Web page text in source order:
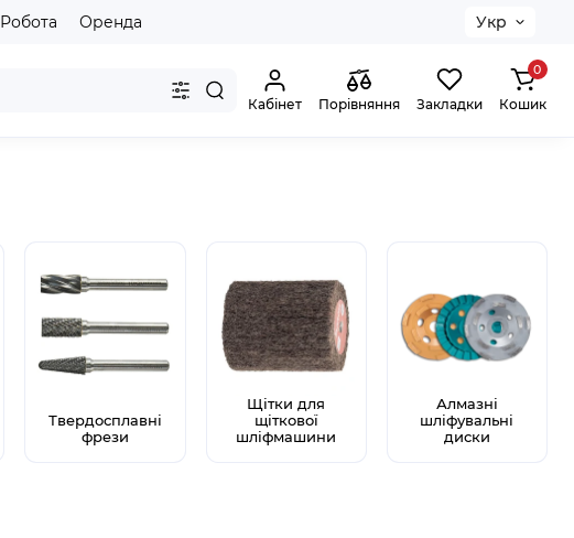
Робота Оренда Укр
Кабінет Порівняння Закладки
0
Кошик
Твердосплавні
фрези
Щітки для
щіткової
шліфмашини
Алмазні
шліфувальні
диски